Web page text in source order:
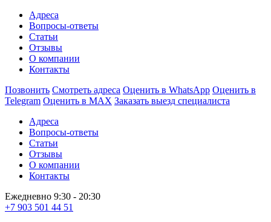
Адреса
Вопросы-ответы
Статьи
Отзывы
О компании
Контакты
Позвонить Смотреть адреса Оценить в WhatsApp Оценить в
Telegram Оценить в MAX Заказать выезд специалиста
Адреса
Вопросы-ответы
Статьи
Отзывы
О компании
Контакты
Ежедневно 9:30 - 20:30
+7 903 501 44 51